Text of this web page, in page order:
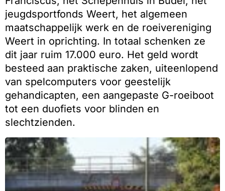
jeugdsportfonds Weert, het algemeen
maatschappelijk werk en de roeivereniging
Weert in oprichting. In totaal schenken ze
dit jaar ruim 17.000 euro. Het geld wordt
besteed aan praktische zaken, uiteenlopend
van spelcomputers voor geestelijk
gehandicapten, een aangepaste G-roeiboot
tot een duofiets voor blinden en
slechtzienden.